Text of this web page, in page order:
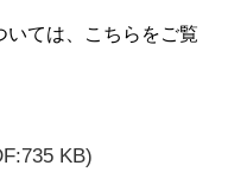
ては、こちらをご覧
KB)